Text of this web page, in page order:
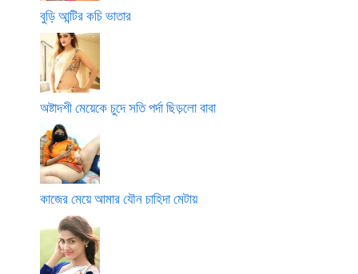
বুড়ি আন্টির কচি ভাতার
অষ্টাদশী মেয়েকে চুদে সতি পর্দা ছিড়লো বাবা
কাজের মেয়ে আমার যৌন চাহিদা মেটায়